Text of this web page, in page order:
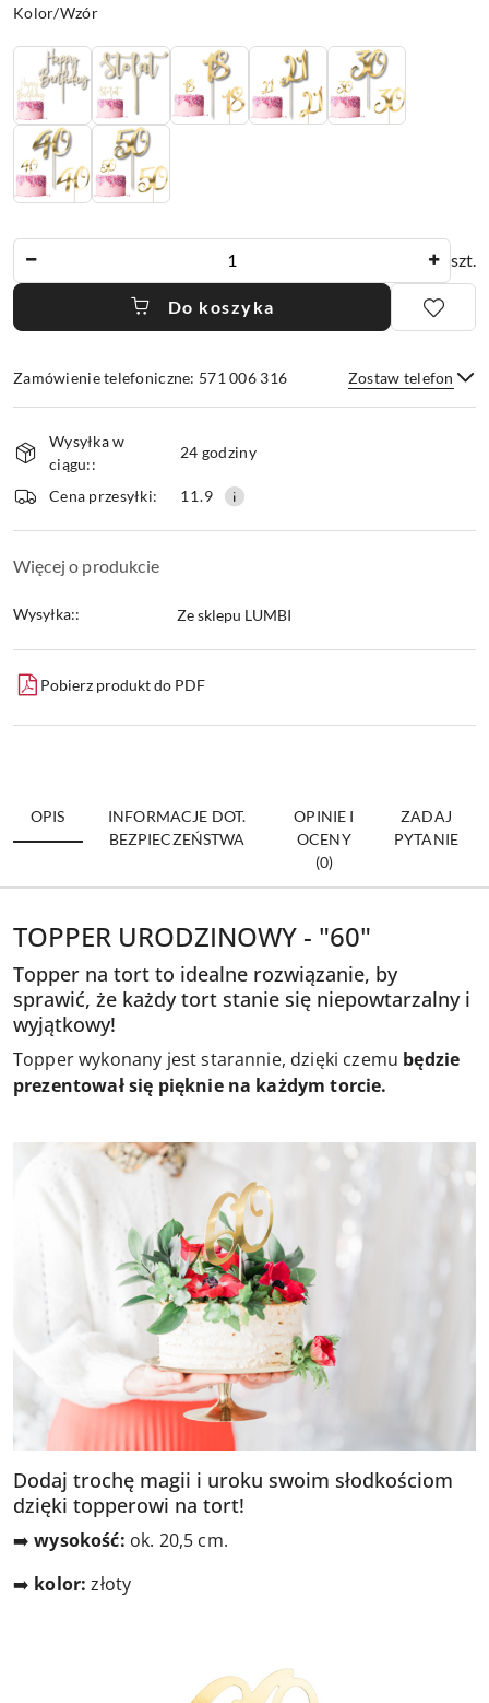
Wariant
Kolor/Wzór
szt.
Do koszyka
Zamówienie telefoniczne: 571 006 316 Zostaw telefon
Dostępność
i
dostawa
Wysyłka w
ciągu::
24 godziny
Cena przesyłki: 11.9
Więcej o produkcie
Wysyłka:: Ze sklepu LUMBI
Pobierz produkt do PDF
OPIS
INFORMACJE DOT.
BEZPIECZEŃSTWA
OPINIE I
OCENY
(0)
ZADAJ
PYTANIE
TOPPER URODZINOWY - "60"
Topper na tort to idealne rozwiązanie, by
sprawić, że każdy tort stanie się niepowtarzalny i
wyjątkowy!
Topper wykonany jest starannie, dzięki czemu będzie
prezentował się pięknie na każdym torcie.
Dodaj trochę magii i uroku swoim słodkościom
dzięki topperowi na tort!
➡️wysokość: ok. 20,5 cm.
➡️ kolor: złoty